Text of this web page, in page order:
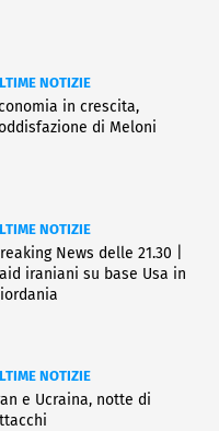
NOTIZIE
in crescita,
di Meloni
NOTIZIE
News delle 21.30 |
iraniani su base Usa in
NOTIZIE
e Ucraina, notte di